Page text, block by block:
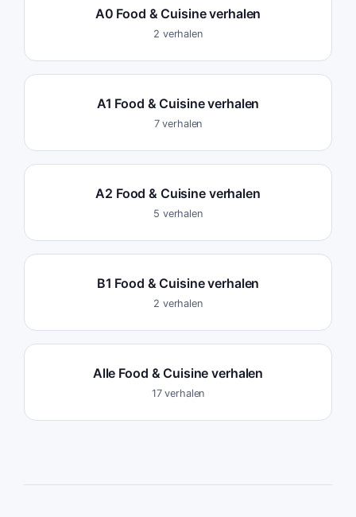
A0 Food & Cuisine verhalen
2 verhalen
A1 Food & Cuisine verhalen
7 verhalen
A2 Food & Cuisine verhalen
5 verhalen
B1 Food & Cuisine verhalen
2 verhalen
Alle Food & Cuisine verhalen
17 verhalen